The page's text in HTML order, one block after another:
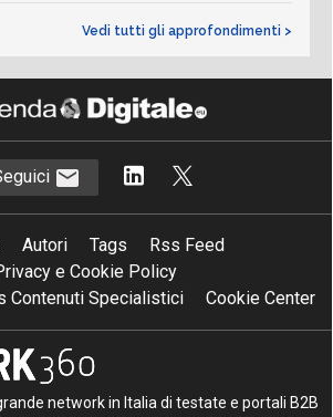
Vedi tutti gli approfondimenti >
Autori Tags
Rss Feed
e Cookie Policy
Contenuti Specialistici
Cookie Center
network in Italia di testate e portali B2B